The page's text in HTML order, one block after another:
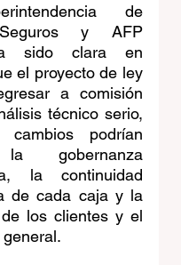
de
y AFP
sido clara en
el proyecto de ley
a comisión
técnico serio,
podrían
gobernanza
la continuidad
de cada caja y la
los clientes y el